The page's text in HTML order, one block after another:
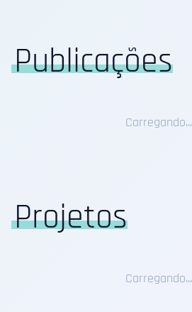
Publicações
Carregando...
Projetos
Carregando...